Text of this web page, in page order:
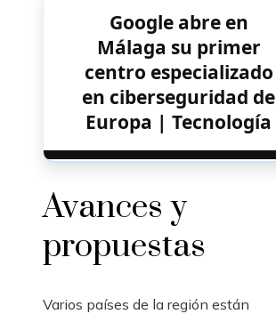
Google abre en
Málaga su primer
centro especializado
en ciberseguridad de
Europa | Tecnología
Avances y
propuestas
Varios países de la región están